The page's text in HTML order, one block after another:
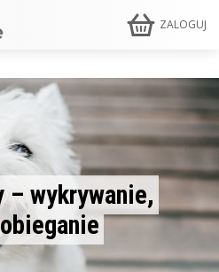
ZALOGUJ
– wykrywanie,